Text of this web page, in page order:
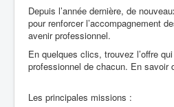
Depuis l’année dernière, de
pour renforcer l’accompagnement
avenir professionnel.
En quelques clics, trouvez l’offre
professionnel de chacun. En savoir
Les principales missions :